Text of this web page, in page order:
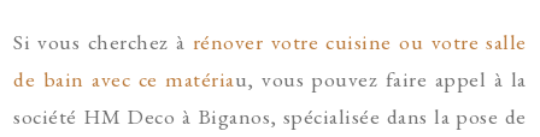
Si vous cherchez à rénover votre cuisine ou votre salle
de bain avec ce matériau, vous pouvez faire appel à la
société HM Deco à Biganos, spécialisée dans la pose de